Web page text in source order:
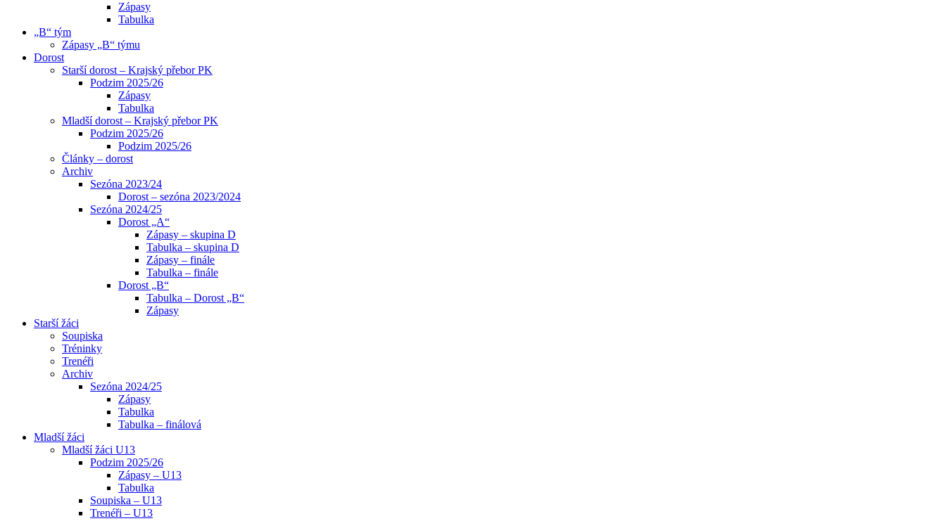
Zápasy
Tabulka
„B“ tým
Zápasy „B“ týmu
Dorost
Starší dorost – Krajský přebor PK
Podzim 2025/26
Zápasy
Tabulka
Mladší dorost – Krajský přebor PK
Podzim 2025/26
Podzim 2025/26
Články – dorost
Archiv
Sezóna 2023/24
Dorost – sezóna 2023/2024
Sezóna 2024/25
Dorost „A“
Zápasy – skupina D
Tabulka – skupina D
Zápasy – finále
Tabulka – finále
Dorost „B“
Tabulka – Dorost „B“
Zápasy
Starší žáci
Soupiska
Tréninky
Trenéři
Archiv
Sezóna 2024/25
Zápasy
Tabulka
Tabulka – finálová
Mladší žáci
Mladší žáci U13
Podzim 2025/26
Zápasy – U13
Tabulka
Soupiska – U13
Trenéři – U13